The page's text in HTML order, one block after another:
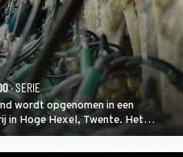
· SERIE
wordt opgenomen in een
in Hoge Hexel, Twente. Het
koeien moest sluiten, omdat het
gebied ligt. In de serie heerst er